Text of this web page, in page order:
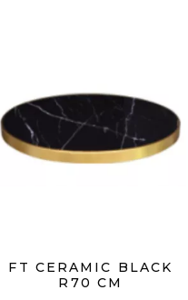
FT CERAMIC BLACK
R70 CM